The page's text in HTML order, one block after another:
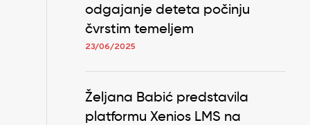
odgajanje deteta počinju
čvrstim temeljem
23/06/2025
Željana Babić predstavila
platformu Xenios LMS na